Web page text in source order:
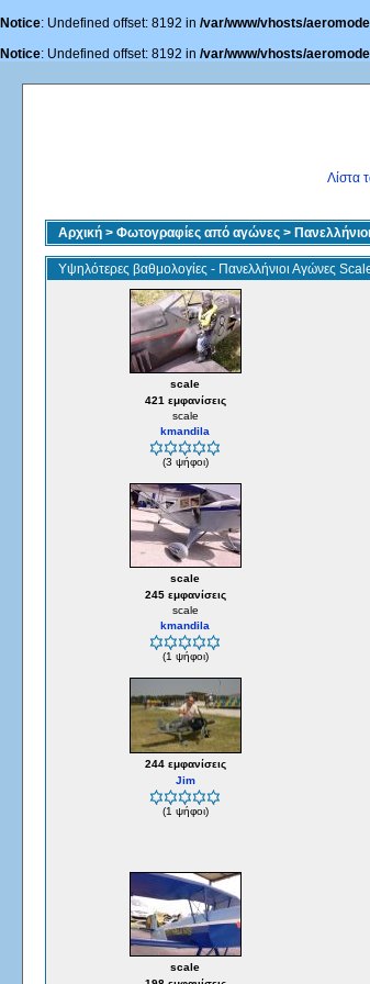
Notice: Undefined offset: 8192 in /var/www/vhosts/
Notice: Undefined offset: 8192 in /var/www/vhosts/
Λίστα
Αρχική > Φωτογραφίες από αγώνες >
Υψηλότερες βαθμολογίες - Πανελλήνιοι Αγώνες
scale
421 εμφανίσεις
scale
kmandila
(3 ψήφοι)
scale
245 εμφανίσεις
scale
kmandila
(1 ψήφοι)
244 εμφανίσεις
Jim
(1 ψήφοι)
scale